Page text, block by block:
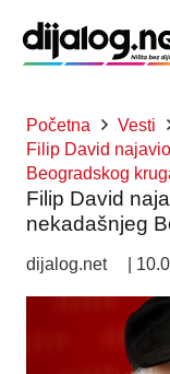
Početna Vesti
Filip David
Beogradskog
Filip David
nekadašnjeg
dijalog.net